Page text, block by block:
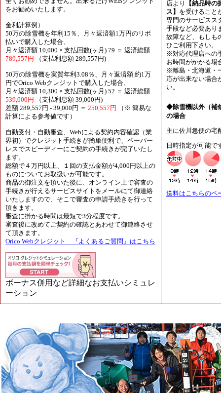
をお勧めいたします。
金利計算例）
50万の除雪機を年利15％、月々返済額1万円のリボ
払いで購入した場合、
月々返済額 10,000 × 支払回数(ヶ月) 79 ＝ 返済総額
789,557円
（支払利息額 289,557円)
50万の除雪機を実質年利3.08％、月々返済額 約1万
円でOrico Webクレジットで購入した場合、
月々返済額 10,300 × 支払回数(ヶ月) 52 ＝ 返済総額
539,000円
（支払利息額 39,000円)
差額 289,557円 - 39,000円 ＝ 250,557円
（※ 簡易な
計算による参考値です）
自動受付・自動審査、Webによる契約内容確認（業
界初）でクレジット手続きが簡単便利で、ペーパー
レスでスピーディーにご契約の手続きが完了いたし
ます。
総額で４万円以上、１回の支払金額が4,000円以上の
ものについてお取扱いが可能です。
商品の御注文を頂いた後に、オンライン上で審査の
手続きが行えるサービスサイトをメールにて御連絡
いたしますので、そこで審査の申請手続きを行って
頂きます。
審査に掛かる時間は最短で3分程度です。
審査後に改めてご契約の確認とあわせて御連絡させ
て頂きます。
Orico Webクレジット 『よくあるご質問』はこちら
ボーナス併用など詳細なお支払いシミュレ
ーション
店より
【納品時
ス】 を受けること
専門のサービスス
手段など必要あり
故障など、もしも
ひご利用下さい。
※対応代理店への
お時間がかかる場
※離島・北海道・
応が出来ない場合
い。
◆除雪機以外（補
の場合
主に佐川急便の宅
日時指定が可能で
送料はこちらのペ